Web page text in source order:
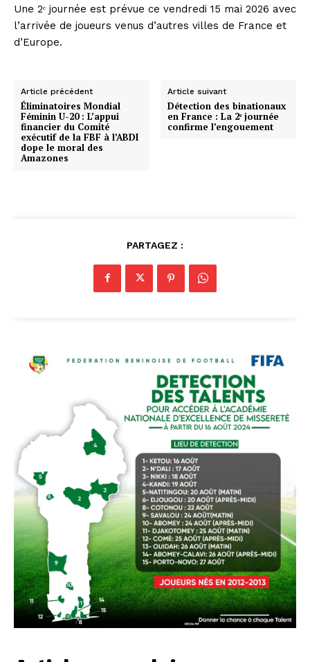
Une 2ᵉ journée est prévue ce vendredi 15 mai 2026 avec
l’arrivée de joueurs venus d’autres villes de France et
d’Europe.
Article précédent
Éliminatoires Mondial
Féminin U-20 : L’appui
financier du Comité
exécutif de la FBF à l’ABDI
dope le moral des
Amazones
Article suivant
Détection des binationaux
en France : La 2ᵉ journée
confirme l’engouement
PARTAGEZ :